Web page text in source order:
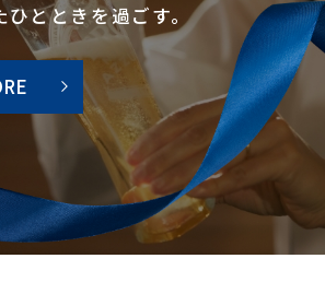
ひとときを過ごす。